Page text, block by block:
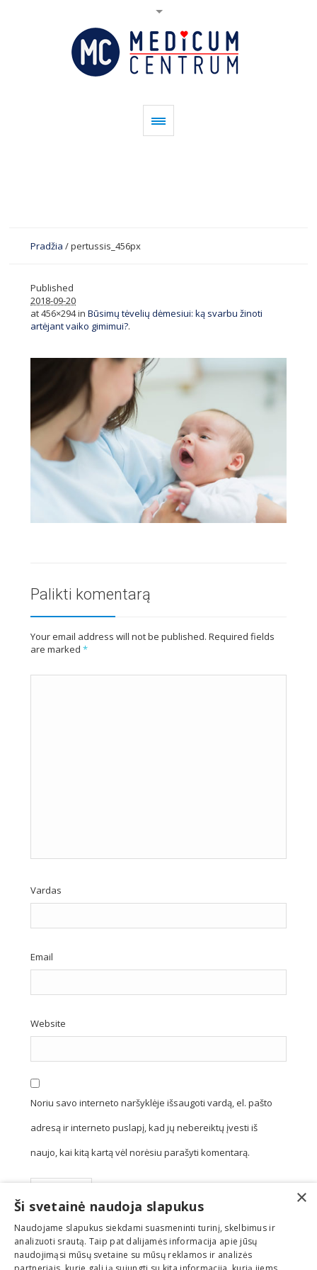
Pradžia /pertussis_456px
Published
2018-09-20
at 456×294 inBūsimų tėvelių dėmesiui: ką svarbu žinoti
artėjant vaiko gimimui?.
Palikti komentarą
Your email address will not be published. Required fields
are marked*
Vardas
Email
Website
Noriu savo interneto naršyklėje išsaugoti vardą, el. pašto
adresą ir interneto puslapį, kad jų nebereiktų įvesti iš
naujo, kai kitą kartą vėl norėsiu parašyti komentarą.
×
Ši svetainė naudoja slapukus
Naudojame slapukus siekdami suasmeninti turinį, skelbimus ir
analizuoti srautą. Taip pat dalijamės informacija apie jūsų
naudojimąsi mūsų svetaine su mūsų reklamos ir analizės